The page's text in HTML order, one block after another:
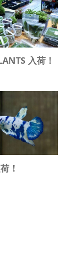
入荷！
！